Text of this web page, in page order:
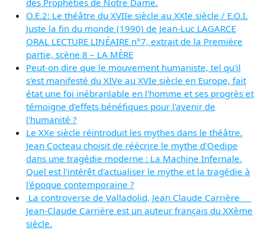
O.E.2: Le théâtre du XVIIe siècle au XXIe siècle / E.O.I.
Juste la fin du monde (1990) de Jean-Luc LAGARCE
ORAL LECTURE LINÉAIRE n°7, extrait de la Première
partie, scène 8 – LA MÈRE
Peut-on dire que le mouvement humaniste, tel qu'il
s'est manifesté du XIVe au XVIe siècle en Europe, fait
état une foi inébranlable en l'homme et ses progrès et
témoigne d'effets bénéfiques pour l'avenir de
l'humanité ?
Le XXe siècle réintroduit les mythes dans le théâtre.
Jean Cocteau choisit de réécrire le mythe d'Oedipe
dans une tragédie moderne : La Machine Infernale.
Quel est l'intérêt d'actualiser le mythe et la tragédie à
l'époque contemporaine ?
La controverse de Valladolid, Jean Claude Carrière
Jean-Claude Carrière est un auteur français du XXème
siècle.